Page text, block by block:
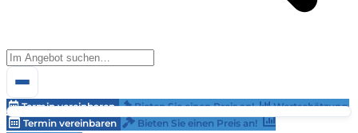
Termin vereinbaren Bieten Sie einen Preis an!
Wertschätzung
Termin vereinbaren
Bieten Sie einen Preis an!